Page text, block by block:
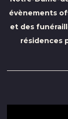
évènements
et des
résidences